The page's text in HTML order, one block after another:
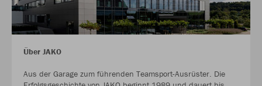
Über JAKO
Aus der Garage zum führenden Teamsport-Ausrüster. Die